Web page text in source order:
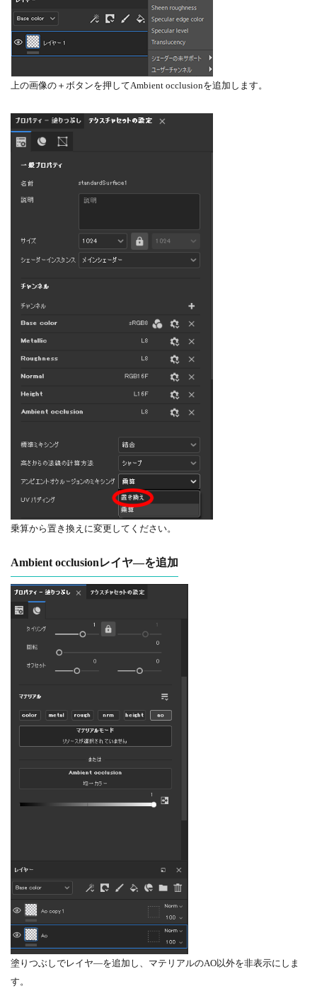
上の画像の＋ボタンを押してAmbient occlusionを追加します。
乗算から置き換えに変更してください。
Ambient occlusionレイヤ―を追加
塗りつぶしでレイヤ―を追加し、マテリアルのAO以外を非表示にしま
す。